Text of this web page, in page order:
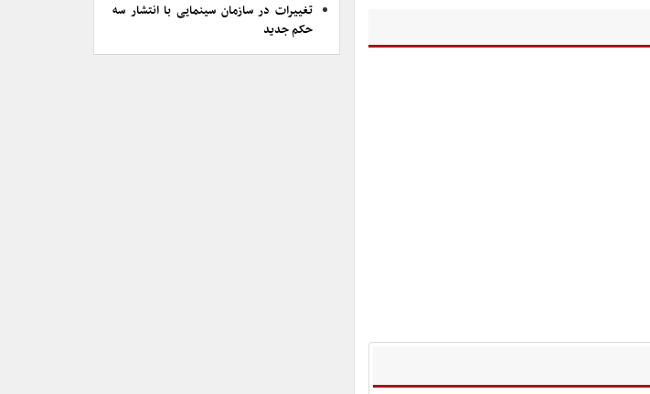
تغییرات در سازمان سینمایی با انتشار سه
حکم جدید